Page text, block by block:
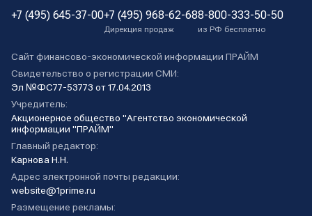
+7 (495) 645-37-00+7 (495) 968-62-68
Дирекция продаж
8-800-333-50-50
из РФ бесплатно
Сайт финансово-экономической информации ПРАЙМ
Свидетельство о регистрации СМИ:
Эл №ФС77-53773 от 17.04.2013
Учредитель:
Акционерное общество "Агентство экономической
информации "ПРАЙМ"
Главный редактор:
Карнова Н.Н.
Адрес электронной почты редакции:
website@1prime.ru
Размещение рекламы: